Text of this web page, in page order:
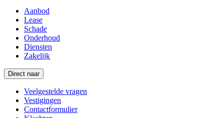
Aanbod
Lease
Schade
Onderhoud
Diensten
Zakelijk
Direct naar
Veelgestelde vragen
Vestigingen
Contactformulier